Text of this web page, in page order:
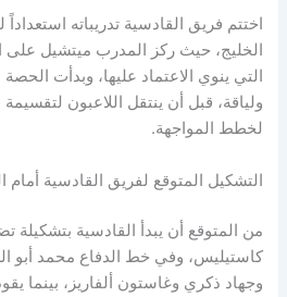
اختتم فريق القادسية تدريباته استعداداً
الخليج، حيث ركز المدرب ميتشيل على
التي ينوي الاعتماد عليها، وبدأت الحصة
ولياقة، قبل أن ينتقل اللاعبون
لخطط المواجهة.
التشكيل المتوقع لفريق القادسية أمام
من المتوقع أن يبدأ القادسية بتشكيلة
كاستيليس، وفي خط الدفاع محمد أبو
وجهاد ذكري وغاستون ألفاريز، بينما